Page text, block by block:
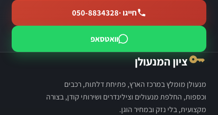
חייגו ·050-8834328
וואטסאפ
ציון המנעולן
מנעולן מומלץ במרכז הארץ, פתיחת דלתות, רכבים
וכספות, החלפת מנעולים וצילינדרים ושירותי קודן, בצורה
מקצועית, בלי נזק ובמחיר הוגן.